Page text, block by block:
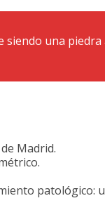
una
Madrid.